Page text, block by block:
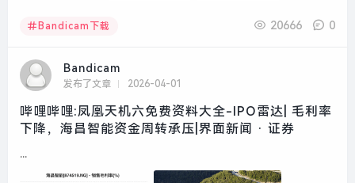
Bandicam下载 20666 0
Bandicam
发布了文章 2026-04-01
哔哩哔哩:凤凰天机六免费资料大全-IPO雷达| 毛利率
下降，海昌智能资金周转承压|界面新闻 · 证券
...